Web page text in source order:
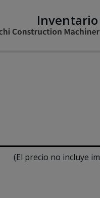
(El precio no incluye